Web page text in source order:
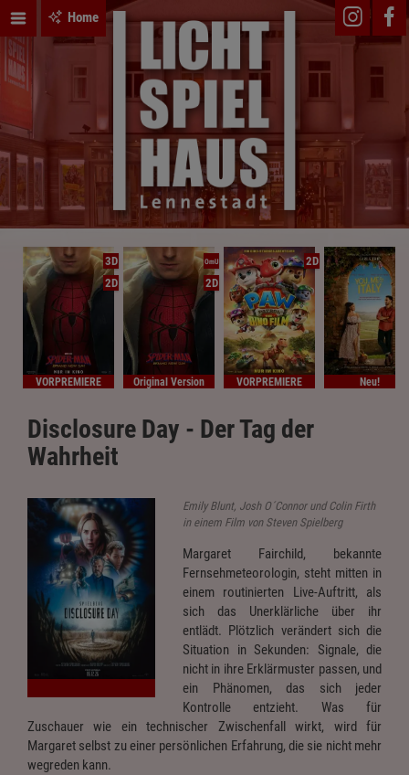
Home
3D
2D
VORPREMIERE
OmU
2D
Original Version
2D
VORPREMIERE Neu!
Disclosure Day - Der Tag der
Wahrheit
Emily Blunt, Josh O´Connor und Colin Firth
in einem Film von Steven Spielberg
Margaret Fairchild, bekannte
Fernsehmeteorologin, steht mitten in
einem routinierten Live-Auftritt, als
sich das Unerklärliche über ihr
entlädt. Plötzlich verändert sich die
Situation in Sekunden: Signale, die
nicht in ihre Erklärmuster passen, und
ein Phänomen, das sich jeder
Kontrolle entzieht. Was für
Zuschauer wie ein technischer Zwischenfall wirkt, wird für
Margaret selbst zu einer persönlichen Erfahrung, die sie nicht mehr
wegreden kann.